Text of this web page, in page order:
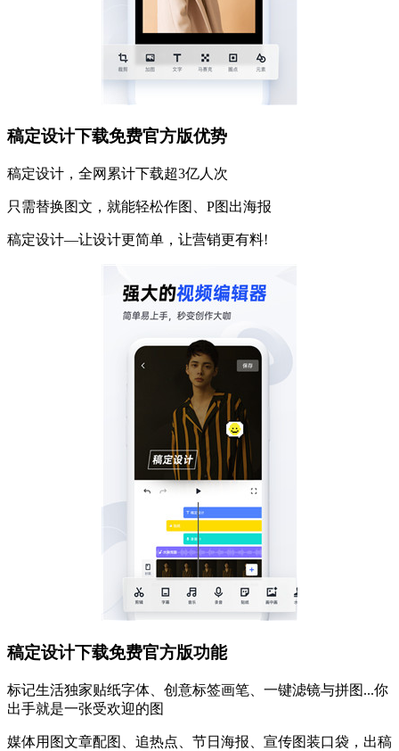
稿定设计下载免费官方版优势
稿定设计，全网累计下载超3亿人次
只需替换图文，就能轻松作图、P图出海报
稿定设计—让设计更简单，让营销更有料!
稿定设计下载免费官方版功能
标记生活独家贴纸字体、创意标签画笔、一键滤镜与拼图...你
出手就是一张受欢迎的图
媒体用图文章配图、追热点、节日海报、宣传图装口袋，出稿